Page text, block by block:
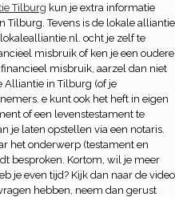
Tilburg kun je extra informatie
Tilburg. Tevens is de lokale alliantie
ocht je zelf te
misbruik of ken je een oudere
misbruik, aarzel dan niet
Alliantie in Tilburg (of je
e kunt ook het heft in eigen
of een levenstestament te
je laten opstellen via een notaris.
het onderwerp (testament en
besproken. Kortom, wil je meer
je even tijd? Kijk dan naar de video
hebben, neem dan gerust